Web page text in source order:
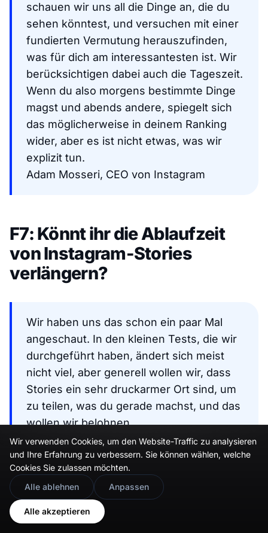
schauen wir uns all die Dinge an, die du
sehen könntest, und versuchen mit einer
fundierten Vermutung herauszufinden,
was für dich am interessantesten ist. Wir
berücksichtigen dabei auch die Tageszeit.
Wenn du also morgens bestimmte Dinge
magst und abends andere, spiegelt sich
das möglicherweise in deinem Ranking
wider, aber es ist nicht etwas, was wir
explizit tun.
Adam Mosseri, CEO von Instagram
F7: Könnt ihr die Ablaufzeit
von Instagram-Stories
verlängern?
Wir haben uns das schon ein paar Mal
angeschaut. In den kleinen Tests, die wir
durchgeführt haben, ändert sich meist
nicht viel, aber generell wollen wir, dass
Stories ein sehr druckarmer Ort sind, um
zu teilen, was du gerade machst, und das
wollen wir belohnen.
Wenn wir die Zeitspanne verlängern, in
der Stories sichtbar sind, fühlen sich die
Leute weniger wohl, teilen weniger und
nutzen Stories dann auch seltener.
Adam Mosseri, CEO von Instagram
Wir verwenden Cookies, um den Website-Traffic zu analysieren
und Ihre Erfahrung zu verbessern. Sie können wählen, welche
Cookies Sie zulassen möchten.
Alle ablehnen
Anpassen
Alle akzeptieren
🇬🇧 Would you prefer this site in English?
View in English